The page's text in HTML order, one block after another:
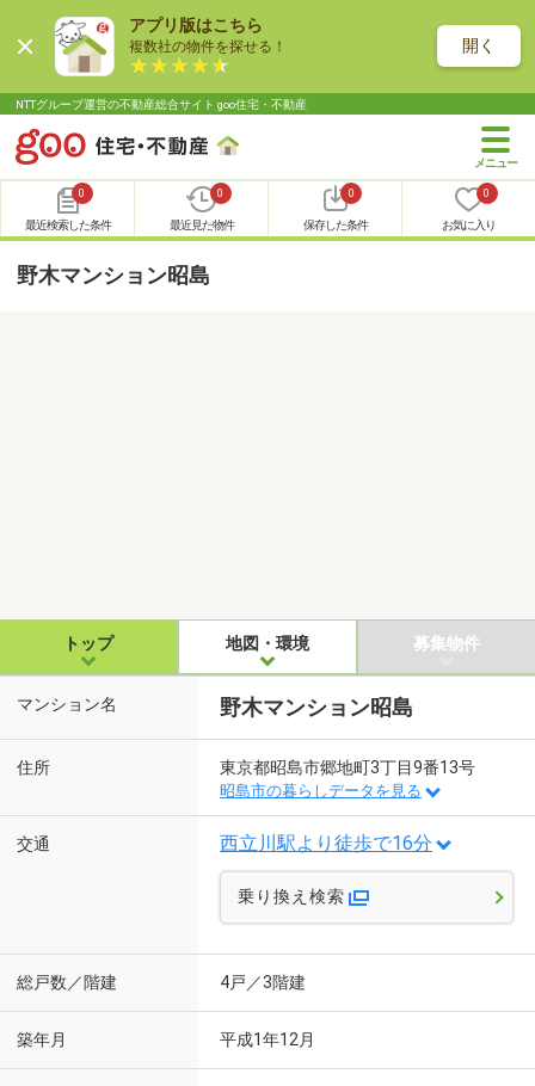
アプリ版はこちら
複数社の物件を探せる！ 開く
NTTグループ運営の不動産総合サイト goo住宅・不動産
0
最近検索した条件
0
最近見た物件
0
保存した条件
0
お気に入り
野木マンション昭島
トップ 地図・環境 募集物件
マンション名 野木マンション昭島
住所 東京都昭島市郷地町3丁目9番13号
昭島市の暮らしデータを見る
交通 西立川駅より徒歩で16分
乗り換え検索
総戸数／階建 4戸／3階建
築年月 平成1年12月